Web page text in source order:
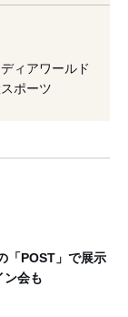
ヒカル
ディアワールド
スポーツ
「POST」で展示
会も